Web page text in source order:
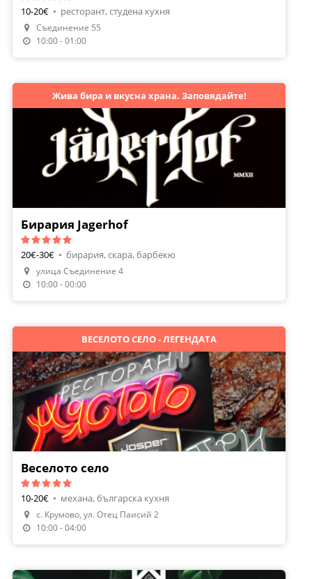
10-20€ • ресторант, студена кухня
Съединение 55
10:00 - 01:00
Направи Резервация
Жива бира и вкусна храна. Заповядайте!
Бирария Jagerhof
20€-30€ • бирария, скара, барбекю
улица Съединение 4
10:00 - 00:00
Направи Резервация
ВЕСЕЛОТО СЕЛО - ЛЕГЕНДАТА
Веселото село
10-20€ • механа, българска кухня
с. Крумово, ул. Отец Паисий 2
10:00 - 04:00